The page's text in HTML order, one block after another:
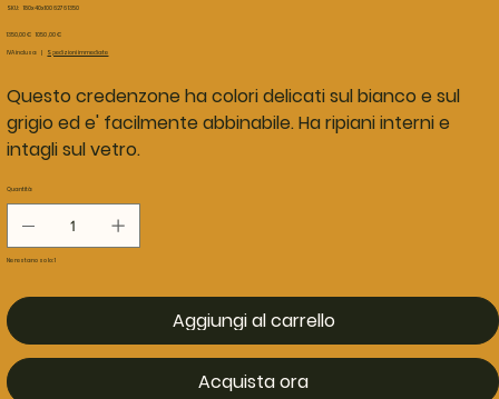
SKU: SKU
6276
180x40x100 6276 1350
Prezzo
originale
1350,00 € Prezzo
scontato
1050,00 €
IVA inclusa Spedizioni immediate
Questo credenzone ha colori delicati sul bianco e sul
grigio ed e' facilmente abbinabile. Ha ripiani interni e
intagli sul vetro.
Quantità
Ne restano solo: 1
Aggiungi al carrello
Acquista ora